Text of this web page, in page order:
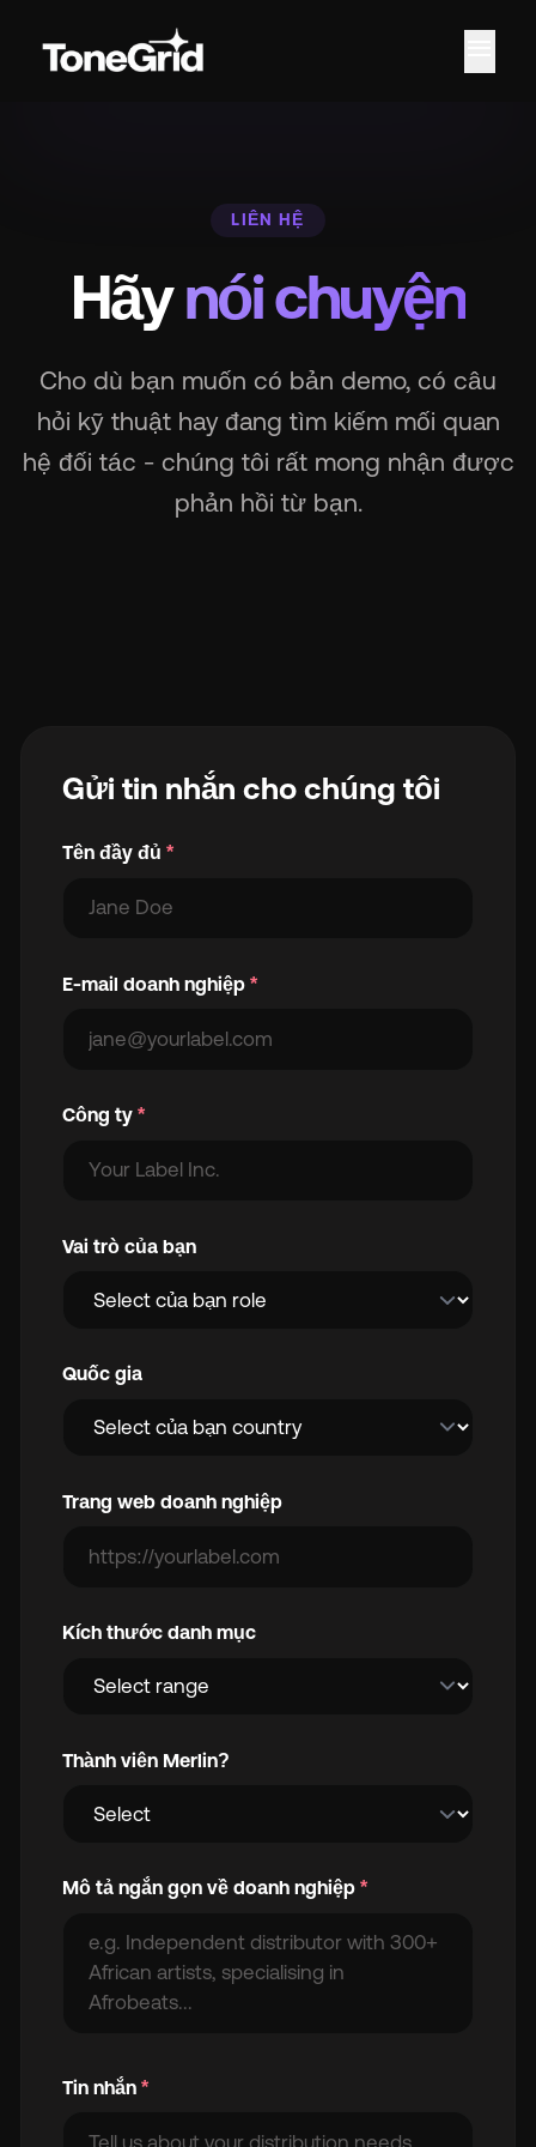
LIÊN HỆ
Hãynói chuyện
Cho dù bạn muốn có bản demo, có câu
hỏi kỹ thuật hay đang tìm kiếm mối quan
hệ đối tác - chúng tôi rất mong nhận được
phản hồi từ bạn.
Gửi tin nhắn cho chúng tôi
Tên đầy đủ *
E-mail doanh nghiệp *
Công ty *
Vai trò của bạn
Quốc gia
Trang web doanh nghiệp
Kích thước danh mục
Thành viên Merlin?
Mô tả ngắn gọn về doanh nghiệp *
Tin nhắn *